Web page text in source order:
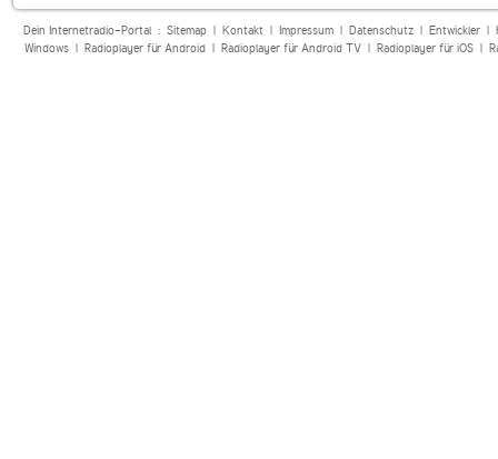
Dein Internetradio-Portal : Sitemap| Kontakt| Impressum| Datenschutz| Entwickler|
Windows| Radioplayer für Android| Radioplayer für Android TV| Radioplayer für iOS|